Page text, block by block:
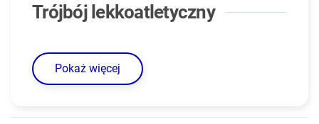
Trójbój lekkoatletyczny
Pokaż więcej